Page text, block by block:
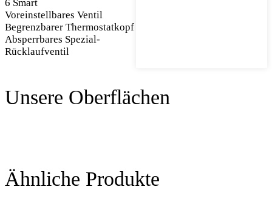
6 Smart
Voreinstellbares Ventil
Begrenzbarer Thermostatkopf
Absperrbares Spezial-
Rücklaufventil
Unsere Oberflächen
Ähnliche Produkte